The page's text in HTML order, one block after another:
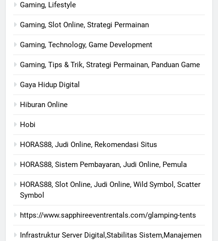
Gaming, Lifestyle
Gaming, Slot Online, Strategi Permainan
Gaming, Technology, Game Development
Gaming, Tips & Trik, Strategi Permainan, Panduan Game
Gaya Hidup Digital
Hiburan Online
Hobi
HORAS88, Judi Online, Rekomendasi Situs
HORAS88, Sistem Pembayaran, Judi Online, Pemula
HORAS88, Slot Online, Judi Online, Wild Symbol, Scatter
Symbol
https://www.sapphireeventrentals.com/glamping-tents
Infrastruktur Server Digital,Stabilitas Sistem,Manajemen